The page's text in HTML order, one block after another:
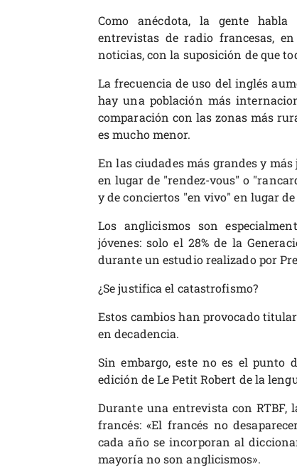
Como anécdota, la gente
entrevistas de radio francesas,
noticias, con la suposición de que
La frecuencia de uso del inglés
hay una población más
comparación con las zonas más
es mucho menor.
En las ciudades más grandes y
en lugar de "rendez-vous" o
y de conciertos "en vivo" en lugar
Los anglicismos son
jóvenes: solo el 28% de la
durante un estudio realizado por
¿Se justifica el catastrofismo?
Estos cambios han provocado
en decadencia.
Sin embargo, este no es el punto
edición de Le Petit Robert de la
Durante una entrevista con RTBF,
francés: «El francés no
cada año se incorporan al
mayoría no son anglicismos».